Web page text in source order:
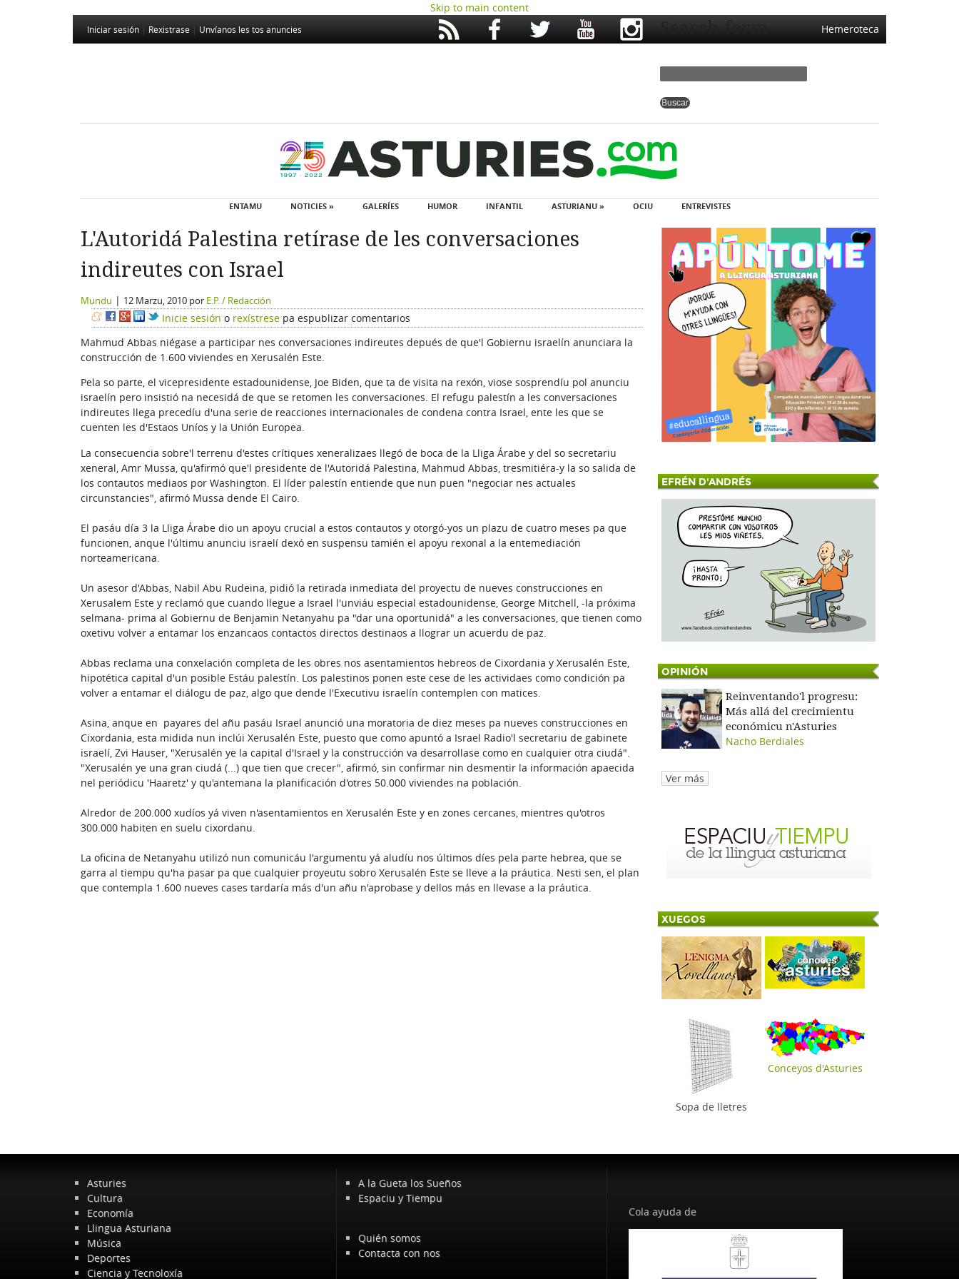
Skip to main content
Iniciar sesión Rexistrase Unvíanos les tos anuncies Hemeroteca
Search form
ENTAMU NOTICIES » GALERÍES HUMOR INFANTIL ASTURIANU » OCIU ENTREVISTES
L'Autoridá Palestina retírase de les conversaciones
indireutes con Israel
Mundu | 12 Marzu, 2010 por E.P. / Redacción
Inicie sesión o rexístrese pa espublizar comentarios
Mahmud Abbas niégase a participar nes conversaciones indireutes depués de que'l Gobiernu israelín anunciara la
construcción de 1.600 viviendes en Xerusalén Este.
Pela so parte, el vicepresidente estadounidense, Joe Biden, que ta de visita na rexón, viose sosprendíu pol anunciu
israelín pero insistió na necesidá de que se retomen les conversaciones. El refugu palestín a les conversaciones
indireutes llega precedíu d'una serie de reacciones internacionales de condena contra Israel, ente les que se
cuenten les d'Estaos Uníos y la Unión Europea.
La consecuencia sobre'l terrenu d'estes crítiques xeneralizaes llegó de boca de la Lliga Árabe y del so secretariu
xeneral, Amr Mussa, qu'afirmó que'l presidente de l'Autoridá Palestina, Mahmud Abbas, tresmitiéra-y la so salida de
los contautos mediaos por Washington. El líder palestín entiende que nun puen "negociar nes actuales
circunstancies", afirmó Mussa dende El Cairo.
El pasáu día 3 la Lliga Árabe dio un apoyu crucial a estos contautos y otorgó-yos un plazu de cuatro meses pa que
funcionen, anque l'últimu anunciu israelí dexó en suspensu tamién el apoyu rexonal a la entemediación
norteamericana.
Un asesor d'Abbas, Nabil Abu Rudeina, pidió la retirada inmediata del proyectu de nueves construcciones en
Xerusalem Este y reclamó que cuando llegue a Israel l'unviáu especial estadounidense, George Mitchell, -la próxima
selmana- prima al Gobiernu de Benjamin Netanyahu pa "dar una oportunidá" a les conversaciones, que tienen como
oxetivu volver a entamar los enzancaos contactos directos destinaos a llograr un acuerdu de paz.
Abbas reclama una conxelación completa de les obres nos asentamientos hebreos de Cixordania y Xerusalén Este,
hipotética capital d'un posible Estáu palestín. Los palestinos ponen este cese de les actividaes como condición pa
volver a entamar el diálogu de paz, algo que dende l'Executivu israelín contemplen con matices.
Asina, anque en payares del añu pasáu Israel anunció una moratoria de diez meses pa nueves construcciones en
Cixordania, esta midida nun inclúi Xerusalén Este, puesto que como apuntó a Israel Radio'l secretariu de gabinete
israelí, Zvi Hauser, "Xerusalén ye la capital d'Israel y la construcción va desarrollase como en cualquier otra ciudá".
"Xerusalén ye una gran ciudá (...) que tien que crecer", afirmó, sin confirmar nin desmentir la información apaecida
nel periódicu 'Haaretz' y qu'antemana la planificación d'otres 50.000 viviendes na población.
Alredor de 200.000 xudíos yá viven n'asentamientos en Xerusalén Este y en zones cercanes, mientres qu'otros
300.000 habiten en suelu cixordanu.
La oficina de Netanyahu utilizó nun comunicáu l'argumentu yá aludíu nos últimos díes pela parte hebrea, que se
garra al tiempu qu'ha pasar pa que cualquier proyeutu sobro Xerusalén Este se lleve a la práutica. Nesti sen, el plan
que contempla 1.600 nueves cases tardaría más d'un añu n'aprobase y dellos más en llevase a la práutica.
EFRÉN D'ANDRÉS
OPINIÓN
Reinventando'l progresu:
Más allá del crecimientu
económicu n'Asturies
Nacho Berdiales
Ver más
XUEGOS
Sopa de lletres
Conceyos d'Asturies
Asturies
Cultura
Economía
Llingua Asturiana
Música
Deportes
Ciencia y Tecnoloxía
A la Gueta los Sueños
Espaciu y Tiempu
Quién somos
Contacta con nos
Cola ayuda de